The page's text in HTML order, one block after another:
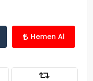
Hemen Al